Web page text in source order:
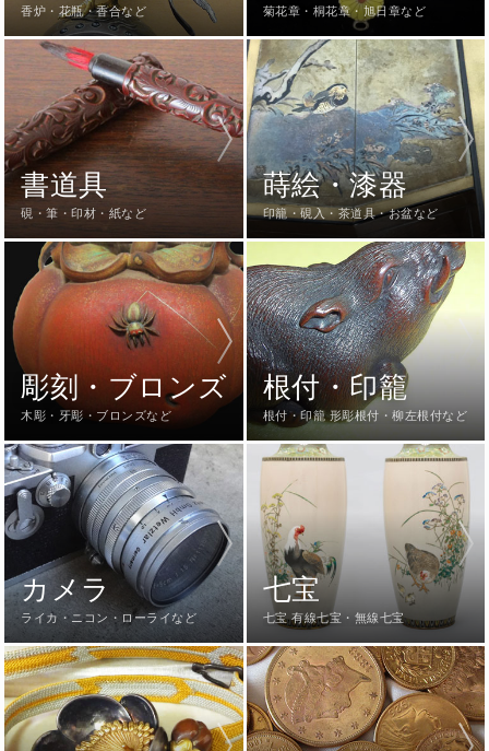
香炉・花瓶・香合など 菊花章・桐花章・旭日章など
書道具
硯・筆・印材・紙など
蒔絵・漆器
印籠・硯入・茶道具・お盆など
彫刻・ブロンズ
木彫・牙彫・ブロンズなど
根付・印籠
根付・印籠 形彫根付・柳左根付など
カメラ
ライカ・ニコン・ローライなど
七宝
七宝 有線七宝・無線七宝